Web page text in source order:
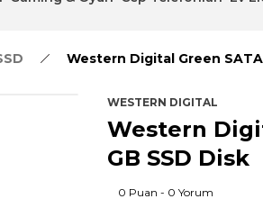
Western Digital Green
WESTERN DIGITAL
Western
GB SSD Disk
0 Puan - 0 Yorum